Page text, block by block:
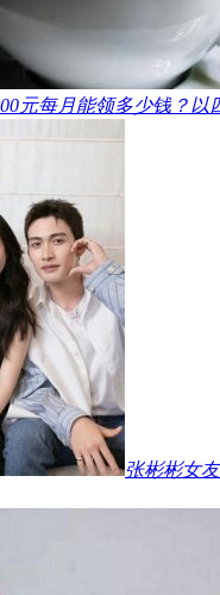
元每月能领多少钱？以
张彬彬女